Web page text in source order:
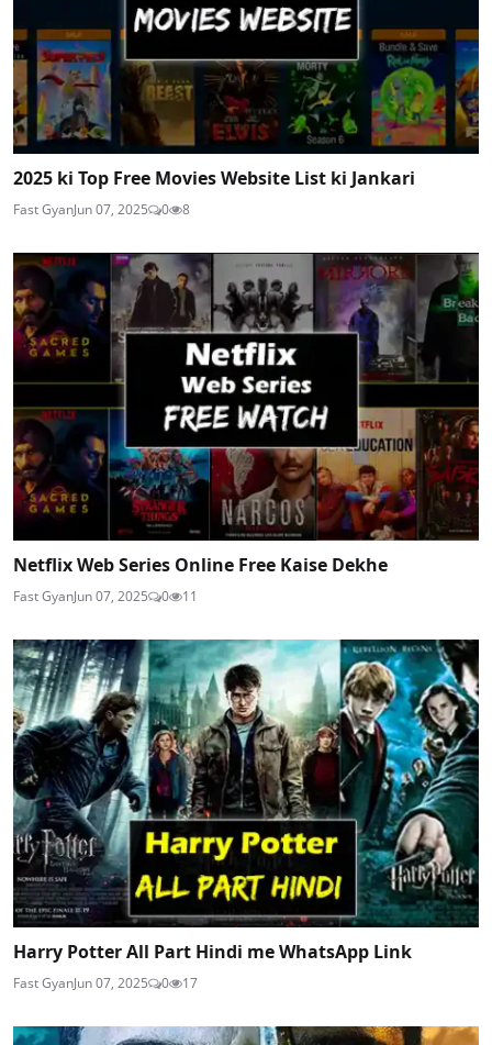
2025 ki Top Free Movies Website List ki Jankari
Fast GyanJun 07, 2025 0 8
Netflix Web Series Online Free Kaise Dekhe
Fast GyanJun 07, 2025 0 11
Harry Potter All Part Hindi me WhatsApp Link
Fast GyanJun 07, 2025 0 17